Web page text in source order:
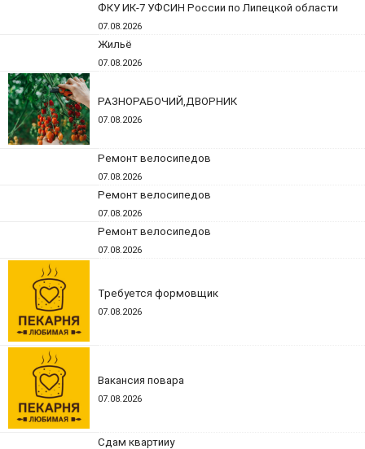
ФКУ ИК-7 УФСИН России по Липецкой области
07.08.2026
Жильё
07.08.2026
РАЗНОРАБОЧИЙ,ДВОРНИК
07.08.2026
Ремонт велосипедов
07.08.2026
Ремонт велосипедов
07.08.2026
Ремонт велосипедов
07.08.2026
Требуется формовщик
07.08.2026
Вакансия повара
07.08.2026
Сдам квартииу